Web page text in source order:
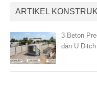
ARTIKEL
3 Beton
dan U Ditch